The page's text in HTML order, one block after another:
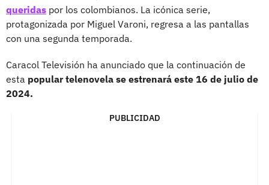
queridas por los colombianos. La icónica serie,
protagonizada por Miguel Varoni, regresa a las pantallas
con una segunda temporada.
Caracol Televisión ha anunciado que la continuación de
esta popular telenovela se estrenará este 16 de julio de
2024.
PUBLICIDAD